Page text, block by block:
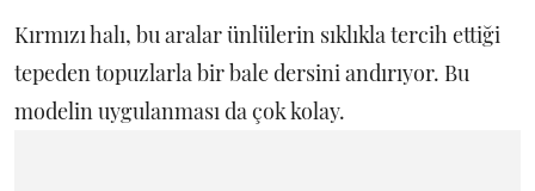
Kırmızı halı, bu aralar ünlülerin sıklıkla tercih ettiği
tepeden topuzlarla bir bale dersini andırıyor. Bu
modelin uygulanması da çok kolay.